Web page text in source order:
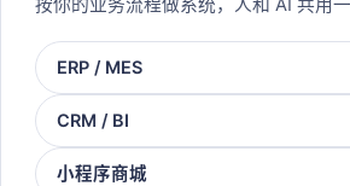
按你的业务流程做系统，人和 AI 共用
ERP / MES
CRM / BI
小程序商城